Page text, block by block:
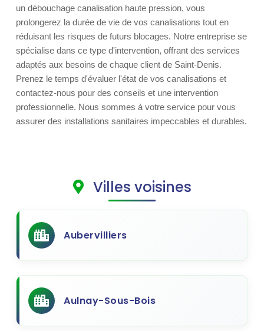
un débouchage canalisation haute pression, vous
prolongerez la durée de vie de vos canalisations tout en
réduisant les risques de futurs blocages. Notre entreprise se
spécialise dans ce type d'intervention, offrant des services
adaptés aux besoins de chaque client de Saint-Denis.
Prenez le temps d'évaluer l'état de vos canalisations et
contactez-nous pour des conseils et une intervention
professionnelle. Nous sommes à votre service pour vous
assurer des installations sanitaires impeccables et durables.
Villes voisines
Aubervilliers
Aulnay-Sous-Bois